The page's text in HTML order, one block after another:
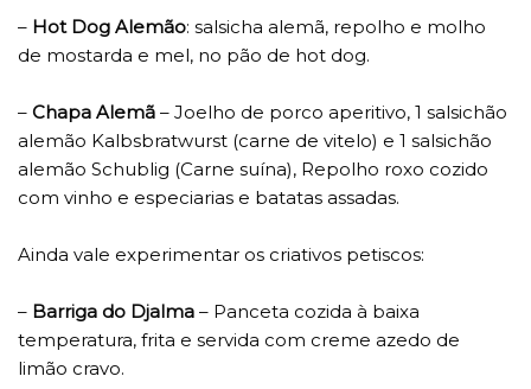
– Hot Dog Alemão: salsicha alemã, repolho e molho
de mostarda e mel, no pão de hot dog.
– Chapa Alemã – Joelho de porco aperitivo, 1 salsichão
alemão Kalbsbratwurst (carne de vitelo) e 1 salsichão
alemão Schublig (Carne suína), Repolho roxo cozido
com vinho e especiarias e batatas assadas.
Ainda vale experimentar os criativos petiscos:
– Barriga do Djalma – Panceta cozida à baixa
temperatura, frita e servida com creme azedo de
limão cravo.